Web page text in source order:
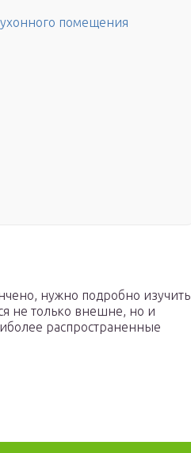
помещения
нужно подробно изучить
не только внешне, но и
распространенные